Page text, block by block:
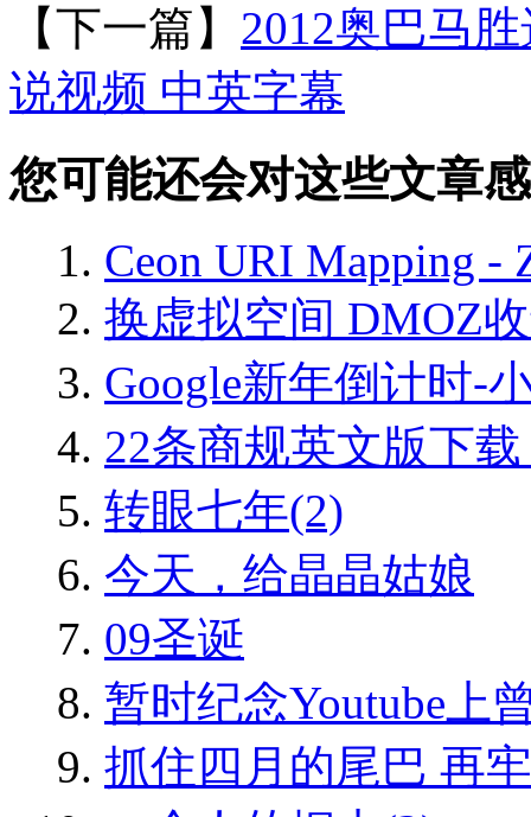
【下一篇】 2012奥巴马
说视频 中英字幕
您可能还会对这些文章
Ceon URI Mapping -
换虚拟空间 DMOZ
Google新年倒计时-
22条商规英文版下载
转眼七年(2)
今天，给晶晶姑娘
09圣诞
暂时纪念Youtube上
抓住四月的尾巴 再